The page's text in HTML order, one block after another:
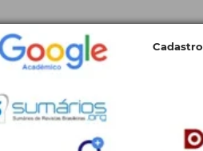
Cadastro